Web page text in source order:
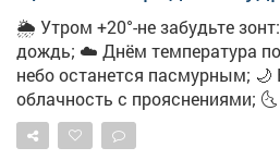
🌦 Утром +20°-не забудьте
дождь; ☁️ Днём температура поднимется до +24°, но
небо останется пасмурным; 🌙 Вечером ждём +22° и
облачность с прояснениями; 🌜 Ночью похолодает до
+15°-облачно с прояснениями. 🌿 А ещё с
сегодняшним днём вязано